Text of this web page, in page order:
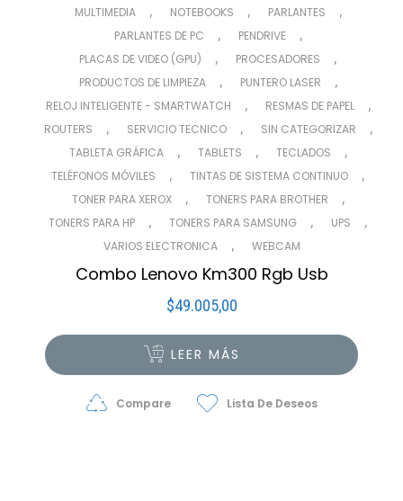
MULTIMEDIA , NOTEBOOKS , PARLANTES ,
PARLANTES DE PC , PENDRIVE ,
PLACAS DE VIDEO (GPU) , PROCESADORES ,
PRODUCTOS DE LIMPIEZA , PUNTERO LASER ,
RELOJ INTELIGENTE - SMARTWATCH , RESMAS DE PAPEL ,
ROUTERS , SERVICIO TECNICO , SIN CATEGORIZAR ,
TABLETA GRÁFICA , TABLETS , TECLADOS ,
TELÉFONOS MÓVILES , TINTAS DE SISTEMA CONTINUO ,
TONER PARA XEROX , TONERS PARA BROTHER ,
TONERS PARA HP , TONERS PARA SAMSUNG , UPS ,
VARIOS ELECTRONICA , WEBCAM
Combo Lenovo Km300 Rgb Usb
$49.005,00
LEER MÁS
Compare Lista De Deseos